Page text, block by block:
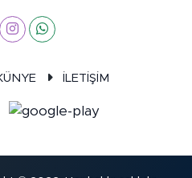
İLETİŞİM